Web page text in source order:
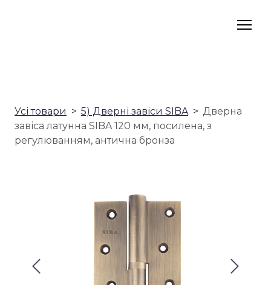
Усі товари 5) Дверні завіси SIBA
Дверна
завіса латунна SIBA 120 мм, посилена, з
регулюванням, антична бронза